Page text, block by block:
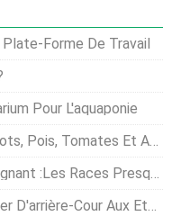
Forme De Travail
Pour L'aquaponie
De La Punaise Des Légumes Verts
Perdues Font Leur Retour
Cour Aux États-Unis